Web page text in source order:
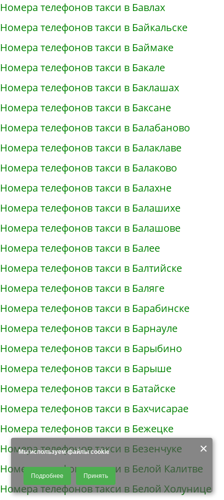
×
Мы используем файлы cookie
Продолжая использовать наш сайт, Вы даете согласие на обработку
файлов - COOKIES, пользовательских данных (файлы-cookies, IP-адрес,
данные об идентификаторе браузера, дата и время осуществления
доступа к сайту, история поисковых запросов) для сбора аналитической и
Подробнее Принять
Номера телефонов такси в Бавлах
Номера телефонов такси в Байкальске
Номера телефонов такси в Баймаке
Номера телефонов такси в Бакале
Номера телефонов такси в Баклашах
Номера телефонов такси в Баксане
Номера телефонов такси в Балабаново
Номера телефонов такси в Балаклаве
Номера телефонов такси в Балаково
Номера телефонов такси в Балахне
Номера телефонов такси в Балашихе
Номера телефонов такси в Балашове
Номера телефонов такси в Балее
Номера телефонов такси в Балтийске
Номера телефонов такси в Баляге
Номера телефонов такси в Барабинске
Номера телефонов такси в Барнауле
Номера телефонов такси в Барыбино
Номера телефонов такси в Барыше
Номера телефонов такси в Батайске
Номера телефонов такси в Бахчисарае
Номера телефонов такси в Бежецке
Номера телефонов такси в Безенчуке
Номера телефонов такси в Белой Калитве
Номера телефонов такси в Белой Холунице